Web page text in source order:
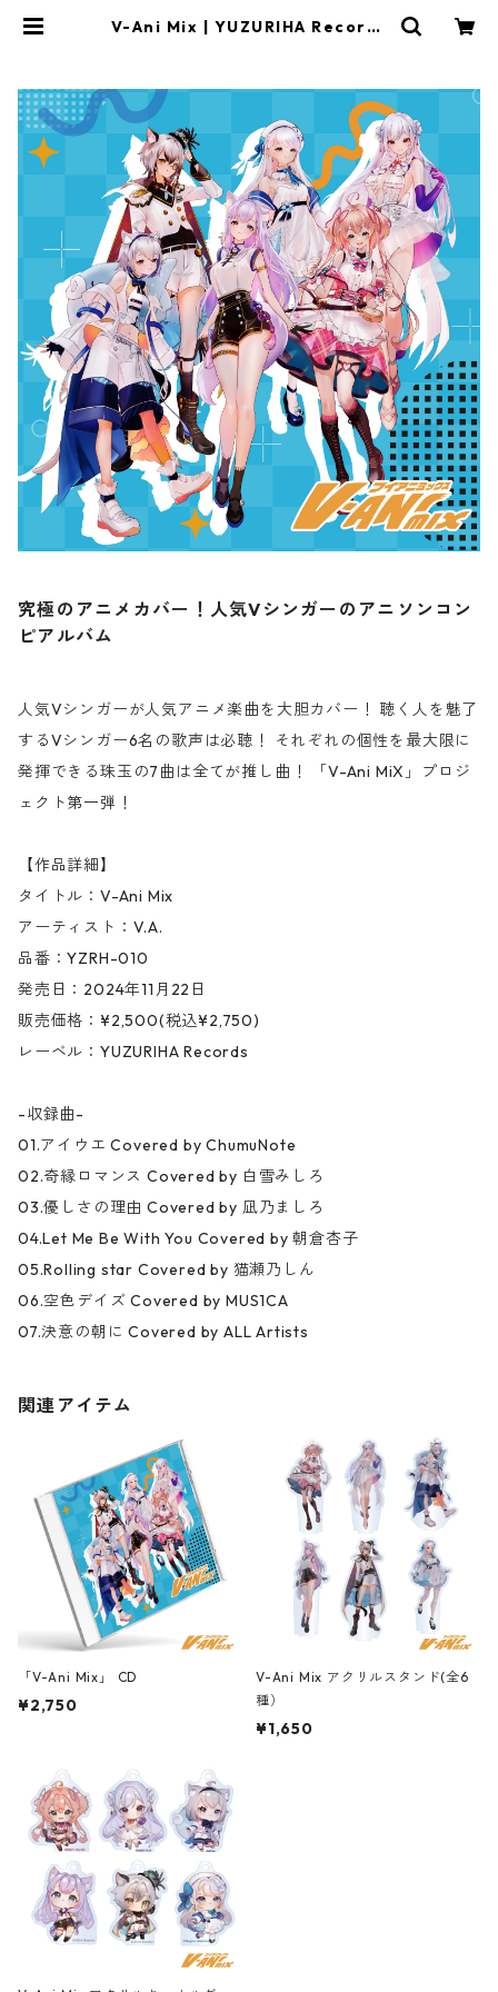
V-Ani Mix | YUZURIHA Records
究極のアニメカバー！人気Vシンガーのアニソンコン
ピアルバム
人気Vシンガーが人気アニメ楽曲を大胆カバー！ 聴く人を魅了
するVシンガー6名の歌声は必聴！ それぞれの個性を最大限に
発揮できる珠玉の7曲は全てが推し曲！ 「V-Ani MiX」プロジ
ェクト第一弾！
【作品詳細】
タイトル：V-Ani Mix
アーティスト：V.A.
品番：YZRH-010
発売日：2024年11月22日
販売価格：¥2,500(税込¥2,750)
レーベル：YUZURIHA Records
-収録曲-
01.アイウエ Covered by ChumuNote
02.奇縁ロマンス Covered by 白雪みしろ
03.優しさの理由 Covered by 凪乃ましろ
04.Let Me Be With You Covered by 朝倉杏子
05.Rolling star Covered by 猫瀬乃しん
06.空色デイズ Covered by MUS1CA
07.決意の朝に Covered by ALL Artists
関連アイテム
「V-Ani Mix」 CD
¥2,750
V-Ani Mix アクリルスタンド(全6
種）
¥1,650